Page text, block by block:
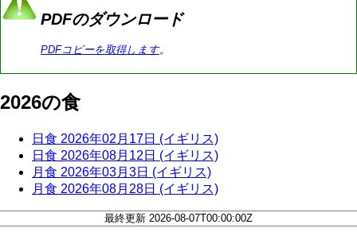
PDFのダウンロード
PDFコピーを取得します。
2026の食
日食 2026年02月17日 (イギリス)
日食 2026年08月12日 (イギリス)
月食 2026年03月3日 (イギリス)
月食 2026年08月28日 (イギリス)
最終更新 2026-08-07T00:00:00Z